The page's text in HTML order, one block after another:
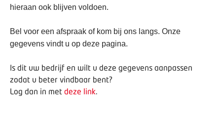
hieraan ook blijven voldoen.
Bel voor een afspraak of kom bij ons langs. Onze
gegevens vindt u op deze pagina.
Is dit uw bedrijf en wilt u deze gegevens aanpassen
zodat u beter vindbaar bent?
Log dan in met deze link.